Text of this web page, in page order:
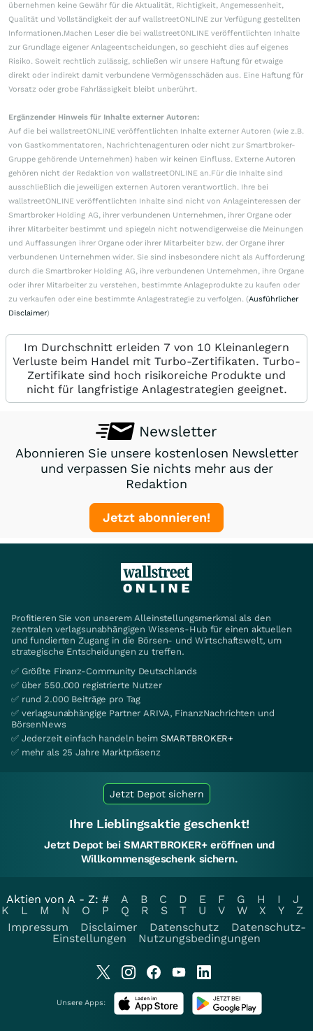
übernehmen keine Gewähr für die Aktualität, Richtigkeit, Angemessenheit,
Qualität und Vollständigkeit der auf wallstreetONLINE zur Verfügung gestellten
Informationen.Machen Leser die bei wallstreetONLINE veröffentlichten Inhalte
zur Grundlage eigener Anlageentscheidungen, so geschieht dies auf eigenes
Risiko. Soweit rechtlich zulässig, schließen wir unsere Haftung für etwaige
direkt oder indirekt damit verbundene Vermögensschäden aus. Eine Haftung für
Vorsatz oder grobe Fahrlässigkeit bleibt unberührt.
Ergänzender Hinweis für Inhalte externer Autoren:
Auf die bei wallstreetONLINE veröffentlichten Inhalte externer Autoren (wie z.B.
von Gastkommentatoren, Nachrichtenagenturen oder nicht zur Smartbroker-
Gruppe gehörende Unternehmen) haben wir keinen Einfluss. Externe Autoren
gehören nicht der Redaktion von wallstreetONLINE an.Für die Inhalte sind
ausschließlich die jeweiligen externen Autoren verantwortlich. Ihre bei
wallstreetONLINE veröffentlichten Inhalte sind nicht von Anlageinteressen der
Smartbroker Holding AG, ihrer verbundenen Unternehmen, ihrer Organe oder
ihrer Mitarbeiter bestimmt und spiegeln nicht notwendigerweise die Meinungen
und Auffassungen ihrer Organe oder ihrer Mitarbeiter bzw. der Organe ihrer
verbundenen Unternehmen wider. Sie sind insbesondere nicht als Aufforderung
durch die Smartbroker Holding AG, ihre verbundenen Unternehmen, ihre Organe
oder ihrer Mitarbeiter zu verstehen, bestimmte Anlageprodukte zu kaufen oder
zu verkaufen oder eine bestimmte Anlagestrategie zu verfolgen. (Ausführlicher
Disclaimer)
Im Durchschnitt erleiden 7 von 10 Kleinanlegern
Verluste beim Handel mit Turbo-Zertifikaten. Turbo-
Zertifikate sind hoch risikoreiche Produkte und
nicht für langfristige Anlagestrategien geeignet.
Newsletter
Abonnieren Sie unsere kostenlosen Newsletter
und verpassen Sie nichts mehr aus der
Redaktion
Jetzt abonnieren!
Profitieren Sie von unserem Alleinstellungsmerkmal als den
zentralen verlagsunabhängigen Wissens-Hub für einen aktuellen
und fundierten Zugang in die Börsen- und Wirtschaftswelt, um
strategische Entscheidungen zu treffen.
✅ Größte Finanz-Community Deutschlands
✅ über 550.000 registrierte Nutzer
✅ rund 2.000 Beiträge pro Tag
✅ verlagsunabhängige Partner ARIVA, FinanzNachrichten und
BörsenNews
✅ Jederzeit einfach handeln beim SMARTBROKER+
✅ mehr als 25 Jahre Marktpräsenz
Jetzt Depot sichern
Ihre Lieblingsaktie geschenkt!
Jetzt Depot bei SMARTBROKER+ eröffnen und
Willkommensgeschenk sichern.
Aktien von A - Z: # A B C D E F G H I
J
K
L M N O P Q R S T U V W X Y
Z
Impressum
Disclaimer Datenschutz
Datenschutz-
Einstellungen
Nutzungsbedingungen
Unsere Apps: